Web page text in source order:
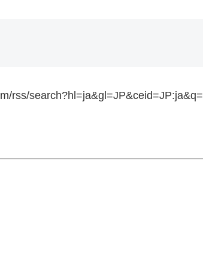
rss/search?hl=ja&gl=JP&ceid=JP:ja&q=